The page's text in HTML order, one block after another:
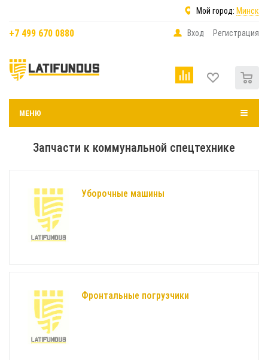
Мой город: Минск
+7 499 670 0880 Вход Регистрация
МЕНЮ
Запчасти к коммунальной спецтехнике
Уборочные машины
Фронтальные погрузчики